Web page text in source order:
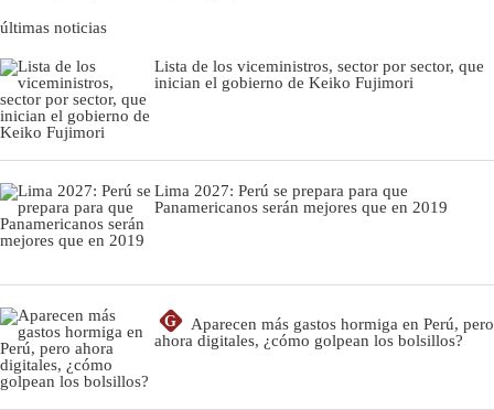
últimas noticias
Lista de los viceministros, sector por sector, que
inician el gobierno de Keiko Fujimori
Lima 2027: Perú se prepara para que
Panamericanos serán mejores que en 2019
G
Aparecen más gastos hormiga en Perú, pero
ahora digitales, ¿cómo golpean los bolsillos?